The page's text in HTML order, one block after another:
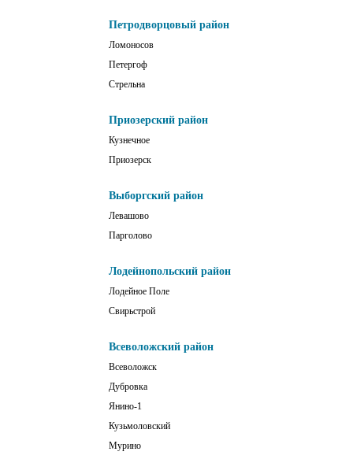
Петродворцовый район
Ломоносов
Петергоф
Стрельна
Приозерский район
Кузнечное
Приозерск
Выборгский район
Левашово
Парголово
Лодейнопольский район
Лодейное Поле
Свирьстрой
Всеволожский район
Всеволожск
Дубровка
Янино-1
Кузьмоловский
Мурино